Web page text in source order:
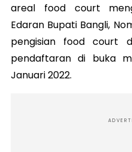
areal food court
Edaran Bupati Bangli,
pengisian food court
pendaftaran di buka
Januari 2022.